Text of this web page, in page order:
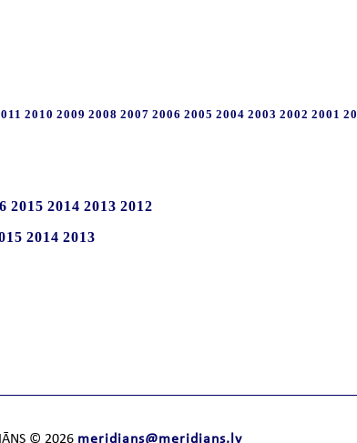
2010 2009 2008 2007 2006 2005 2004 2003 2002 2001
2015 2014 2013 2012
2014 2013
© 2026 meridians@meridians.lv